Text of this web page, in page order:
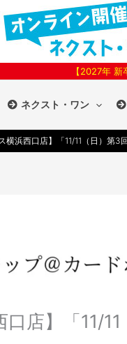
【2027年
ネクスト・ワン
横浜西口店】「11/11（日）第3
口店】「11/